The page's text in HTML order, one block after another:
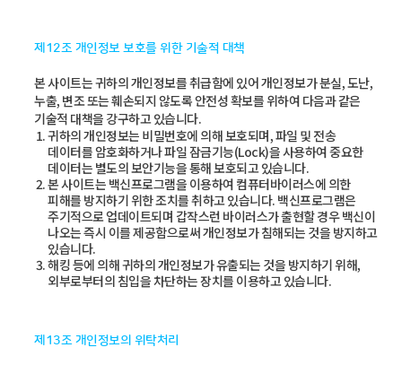
제12조 개인정보 보호를 위한 기술적 대책
본 사이트는 귀하의 개인정보를 취급함에 있어 개인정보가 분실, 도난,
누출, 변조 또는 훼손되지 않도록 안전성 확보를 위하여 다음과 같은
기술적 대책을 강구하고 있습니다.
귀하의 개인정보는 비밀번호에 의해 보호되며, 파일 및 전송
데이터를 암호화하거나 파일 잠금기능(Lock)을 사용하여 중요한
데이터는 별도의 보안기능을 통해 보호되고 있습니다.
본 사이트는 백신프로그램을 이용하여 컴퓨터바이러스에 의한
피해를 방지하기 위한 조치를 취하고 있습니다. 백신프로그램은
주기적으로 업데이트되며 갑작스런 바이러스가 출현할 경우 백신이
나오는 즉시 이를 제공함으로써 개인정보가 침해되는 것을 방지하고
있습니다.
해킹 등에 의해 귀하의 개인정보가 유출되는 것을 방지하기 위해,
외부로부터의 침입을 차단하는 장치를 이용하고 있습니다.
제13조 개인정보의 위탁처리